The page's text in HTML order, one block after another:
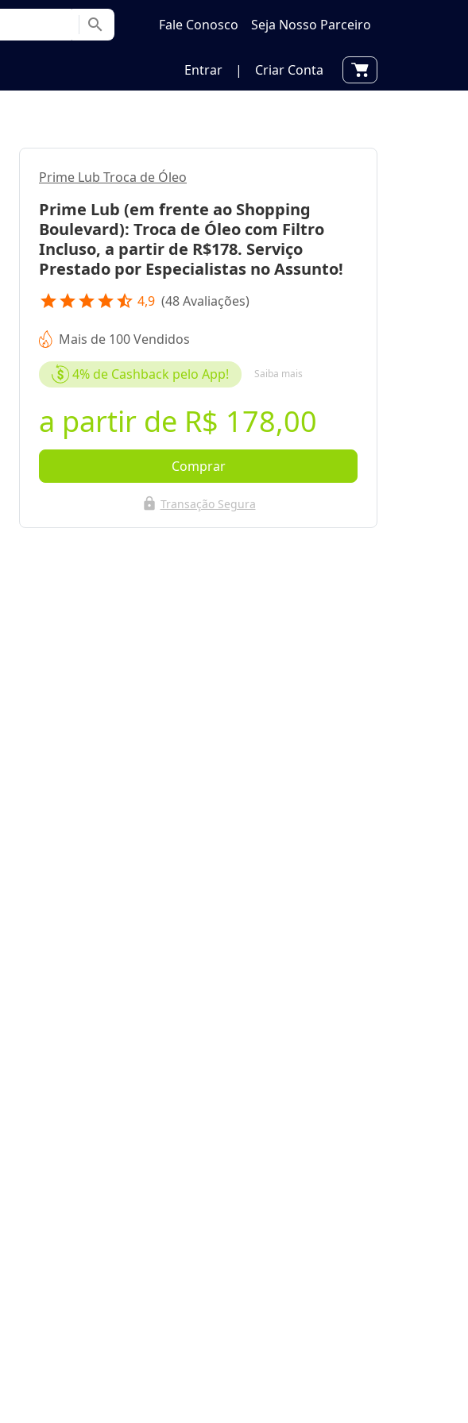
search Fale Conosco Seja Nosso Parceiro
Entrar | Criar Conta
Prime Lub Troca de Óleo
Prime Lub (em frente ao Shopping
Boulevard): Troca de Óleo com Filtro
Incluso, a partir de R$178. Serviço
Prestado por Especialistas no Assunto!
starstarstarstarstar_half 4,9 (48Avaliações)
a partir de R$ 178,00
Mais de 100 Vendidos
4% de Cashback pelo App! Saiba mais
Comprar
lock Transação Segura